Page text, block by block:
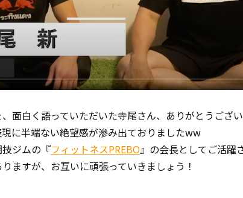
面白く語っていただいた寺尾さん、ありがとうござい
に半端ない絶望感が滲み出ておりましたww
ジムの『フィットネスPREBO』の会長としてご活躍
ますが、お互いに頑張っていきましょう！